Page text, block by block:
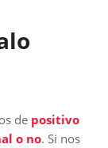
de positivo
o no. Si nos